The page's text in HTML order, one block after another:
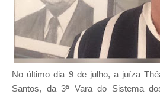
No último dia 9 de julho, a juíza
Santos, da 3ª Vara do Sistema